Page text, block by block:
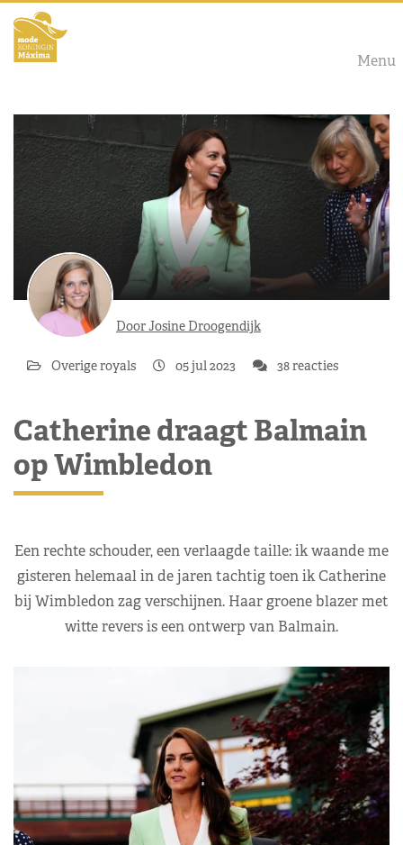
Menu
Door Josine Droogendijk
Overige royals 05 jul 2023 38 reacties
Catherine draagt Balmain
op Wimbledon
Een rechte schouder, een verlaagde taille: ik waande me
gisteren helemaal in de jaren tachtig toen ik Catherine
bij Wimbledon zag verschijnen. Haar groene blazer met
witte revers is een ontwerp van Balmain.